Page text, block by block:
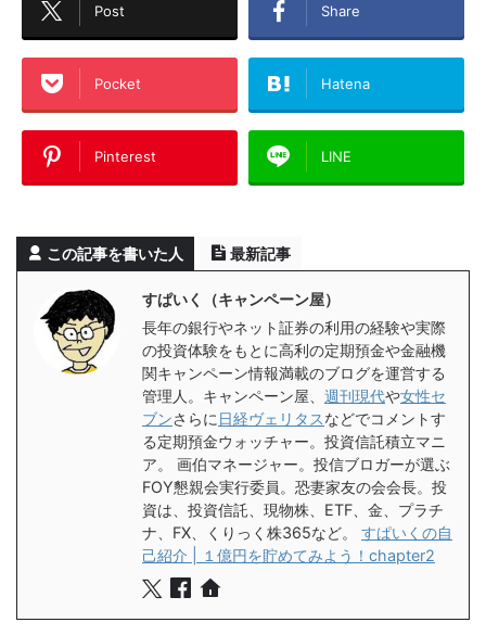
Post Share
Pocket Hatena
Pinterest LINE
この記事を書いた人 最新記事
すぱいく（キャンペーン屋）
長年の銀行やネット証券の利用の経験や実際
の投資体験をもとに高利の定期預金や金融機
関キャンペーン情報満載のブログを運営する
管理人。キャンペーン屋、 週刊現代や女性セ
ブンさらに 日経ヴェリタスなどでコメントす
る定期預金ウォッチャー。投資信託積立マニ
ア。 画伯マネージャー。投信ブロガーが選ぶ
FOY懇親会実行委員。恐妻家友の会会長。投
資は、投資信託、現物株、ETF、金、プラチ
ナ、FX、くりっく株365など。 すぱいくの自
己紹介 | １億円を貯めてみよう！chapter2